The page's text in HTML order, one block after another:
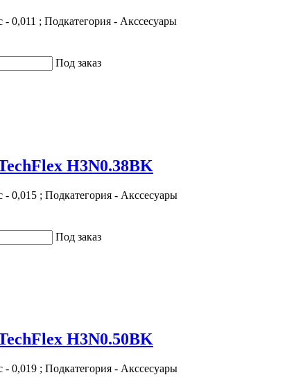
0,011 ; Подкатегория - Акссесуары
Под заказ
H3N0.38BK
0,015 ; Подкатегория - Акссесуары
Под заказ
H3N0.50BK
0,019 ; Подкатегория - Акссесуары